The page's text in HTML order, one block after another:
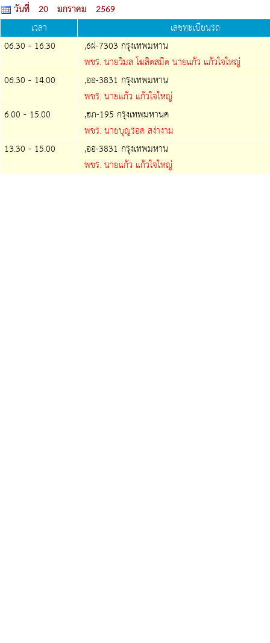
วันที่ 20 มกราคม 2569
เวลา
เลขทะเบียนรถ
06.30 - 16.30
,6ฝ-7303 กรุงเทพมหาน
พขร. นายวิมล โฆสิตสมิต นายแก้ว แก้วใจใหญ่
06.30 - 14.00
,ออ-3831 กรุงเทพมหาน
พขร. นายแก้ว แก้วใจใหญ่
6.00 - 15.00
,ฮภ-195 กรุงเทพมหานค
พขร. นายบุญรอด สง่างาม
13.30 - 15.00
,ออ-3831 กรุงเทพมหาน
พขร. นายแก้ว แก้วใจใหญ่